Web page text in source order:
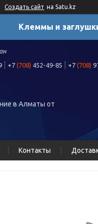
Создать сайт на Satu.kz
Клеммы и
+7 (708) 452-49-85 +7 (708)
в Алматы от
Контакты